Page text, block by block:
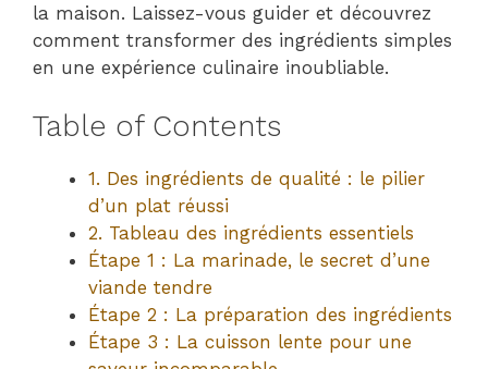
la maison. Laissez-vous guider et découvrez
comment transformer des ingrédients simples
en une expérience culinaire inoubliable.
Table of Contents
1. Des ingrédients de qualité : le pilier
d’un plat réussi
2. Tableau des ingrédients essentiels
Étape 1 : La marinade, le secret d’une
viande tendre
Étape 2 : La préparation des ingrédients
Étape 3 : La cuisson lente pour une